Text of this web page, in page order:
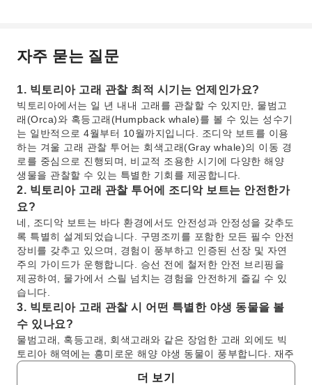
자주 묻는 질문
1. 빅토리아 고래 관찰 최적 시기는 언제인가요?
빅토리아에서는 일 년 내내 고래를 관찰할 수 있지만, 물범고
래(Orca)와 혹등고래(Humpback whale)를 볼 수 있는 성수기
는 일반적으로 4월부터 10월까지입니다. 조디악 보트를 이용
하는 겨울 고래 관찰 투어는 회색고래(Gray whale)의 이동 경
로를 중심으로 진행되며, 비교적 조용한 시기에 다양한 해양
생물을 관찰할 수 있는 특별한 기회를 제공합니다.
2. 빅토리아 고래 관찰 투어에 조디악 보트는 안전한가
요?
네, 조디악 보트는 바다 환경에서도 안전성과 안정성을 갖추도
록 특별히 설계되었습니다. 구명조끼를 포함한 모든 필수 안전
장비를 갖추고 있으며, 경험이 풍부하고 인증된 선장 및 자연
주의 가이드가 운행합니다. 승선 전에 철저한 안전 브리핑을
제공하여, 물가에서 스릴 넘치는 경험을 안전하게 즐길 수 있
습니다.
3. 빅토리아 고래 관찰 시 어떤 특별한 야생 동물을 볼
수 있나요?
물범고래, 혹등고래, 회색고래와 같은 장엄한 고래 외에도 빅
토리아 해역에는 흥미로운 해양 야생 동물이 풍부합니다. 재주
를 부리는 바다사자, 물범, 넓적부리돌고래를 자주 볼 수 있으
며, 독수리, 가마우지, 바다쇠오리 등 다양한 바닷새도 관찰할
더 보기